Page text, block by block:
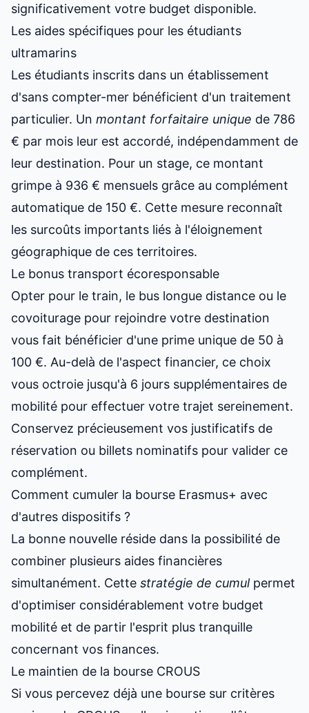
significativement votre budget disponible.
Les aides spécifiques pour les étudiants
ultramarins
Les étudiants inscrits dans un établissement
d'sans compter-mer bénéficient d'un traitement
particulier. Un montant forfaitaire unique de 786
€ par mois leur est accordé, indépendamment de
leur destination. Pour un stage, ce montant
grimpe à 936 € mensuels grâce au complément
automatique de 150 €. Cette mesure reconnaît
les surcoûts importants liés à l'éloignement
géographique de ces territoires.
Le bonus transport écoresponsable
Opter pour le train, le bus longue distance ou le
covoiturage pour rejoindre votre destination
vous fait bénéficier d'une prime unique de 50 à
100 €. Au-delà de l'aspect financier, ce choix
vous octroie jusqu'à 6 jours supplémentaires de
mobilité pour effectuer votre trajet sereinement.
Conservez précieusement vos justificatifs de
réservation ou billets nominatifs pour valider ce
complément.
Comment cumuler la bourse Erasmus+ avec
d'autres dispositifs ?
La bonne nouvelle réside dans la possibilité de
combiner plusieurs aides financières
simultanément. Cette stratégie de cumulpermet
d'optimiser considérablement votre budget
mobilité et de partir l'esprit plus tranquille
concernant vos finances.
Le maintien de la bourse CROUS
Si vous percevez déjà une bourse sur critères